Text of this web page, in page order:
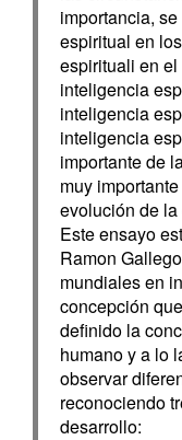
importancia,
espiritual en
espirituali en
inteligencia
inteligencia
inteligencia
importante de
muy
evolución de
Este ensayo
Ramon
mundiales en
concepción
definido la
humano y a lo
observar
reconociendo
desarrollo: